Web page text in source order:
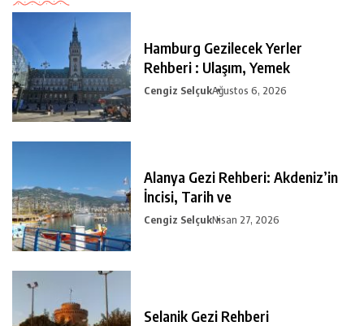
Hamburg Gezilecek Yerler
Rehberi : Ulaşım, Yemek
Cengiz SelçukAğustos 6, 2026
Alanya Gezi Rehberi: Akdeniz’in
İncisi, Tarih ve
Cengiz SelçukNisan 27, 2026
Selanik Gezi Rehberi